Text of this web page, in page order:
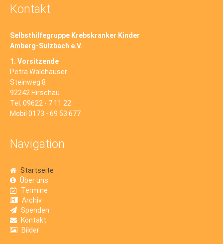
Kontakt
Selbsthilfegruppe Krebskranker Kinder
Amberg-Sulzbach e.V.
1. Vorsitzende
Petra Waldhauser
Steinweg 8
92242 Hirschau
Tel. 09622 - 7 11 22
Mobil 0173 - 69 53 677
Navigation
Startseite
Über uns
Termine
Archiv
Spenden
Kontakt
Bilder